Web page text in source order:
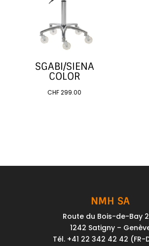
SGABI/SIENA
COLOR
CHF299.00
NMH SA
Route du Bois-de-Bay
1242 Satigny –
Tél. +41 22 342 42 42 (FR-